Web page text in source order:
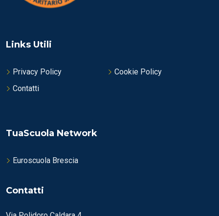
Links Utili
Privacy Policy
Cookie Policy
Contatti
TuaScuola Network
Euroscuola Brescia
Contatti